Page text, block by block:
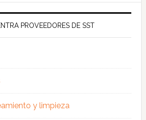
PROVEEDORES DE SST
y limpieza